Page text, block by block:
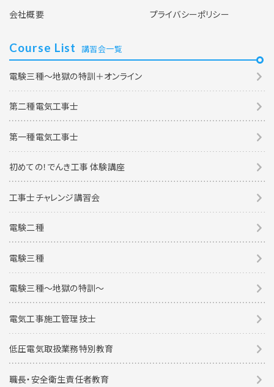
会社概要
プライバシーポリシー
Course List 講習会一覧
電験三種～地獄の特訓＋オンライン
第二種電気工事士
第一種電気工事士
初めての！でんき工事 体験講座
工事士チャレンジ講習会
電験二種
電験三種
電験三種〜地獄の特訓〜
電気工事施工管理技士
低圧電気取扱業務特別教育
職長・安全衛生責任者教育